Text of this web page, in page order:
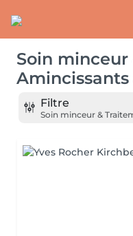
Soin
Amincissants
Filtre
Soin minceur &